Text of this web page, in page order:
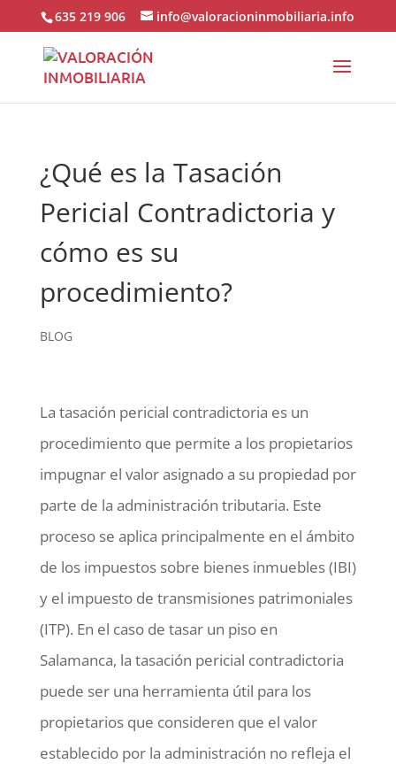
635 219 906 info@valoracioninmobiliaria.info
¿Qué es la Tasación
Pericial Contradictoria y
cómo es su
procedimiento?
BLOG
La tasación pericial contradictoria es un
procedimiento que permite a los propietarios
impugnar el valor asignado a su propiedad por
parte de la administración tributaria. Este
proceso se aplica principalmente en el ámbito
de los impuestos sobre bienes inmuebles (IBI)
y el impuesto de transmisiones patrimoniales
(ITP). En el caso de tasar un piso en
Salamanca, la tasación pericial contradictoria
puede ser una herramienta útil para los
propietarios que consideren que el valor
establecido por la administración no refleja el